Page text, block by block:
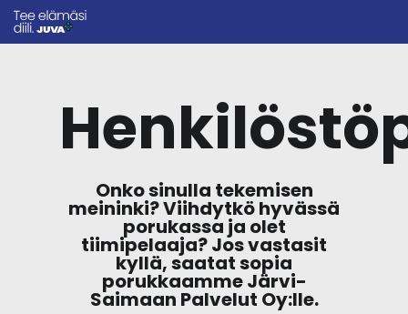
Onko sinulla tekemisen
meininki? Viihdytkö hyvässä
porukassa ja olet
tiimipelaaja? Jos vastasit
kyllä, saatat sopia
porukkaamme Järvi-
Saimaan Palvelut Oy:lle.